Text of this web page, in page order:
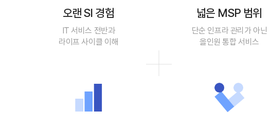
오랜 SI 경험
IT 서비스 전반과
라이프 사이클 이해
넓은 MSP 범위
단순 인프라 관리가 아닌
올인원 통합 서비스